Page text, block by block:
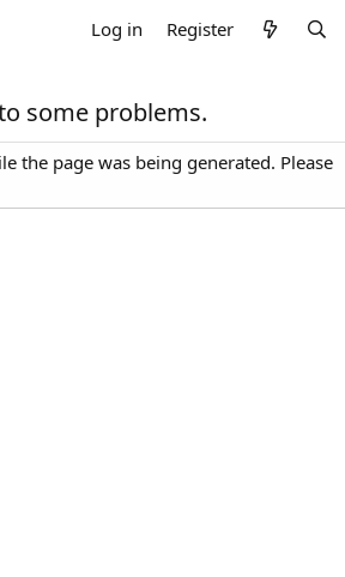
Log in Register
some problems.
the page was being generated. Please